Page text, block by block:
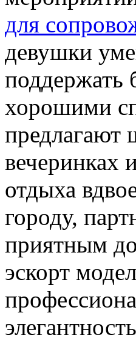
для
девушки
поддержать
хорошими
предлагают
вечеринках
отдыха
городу,
приятным
эскорт